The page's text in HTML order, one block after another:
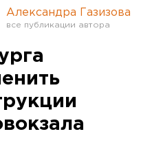
Александра Газизова